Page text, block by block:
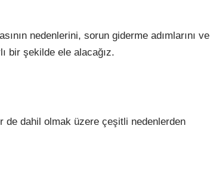
nedenlerini, sorun giderme adımlarını ve
bir şekilde ele alacağız.
de dahil olmak üzere çeşitli nedenlerden